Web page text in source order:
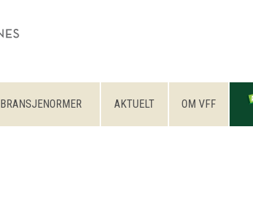
BRANSJENORMER AKTUELT OM VFF